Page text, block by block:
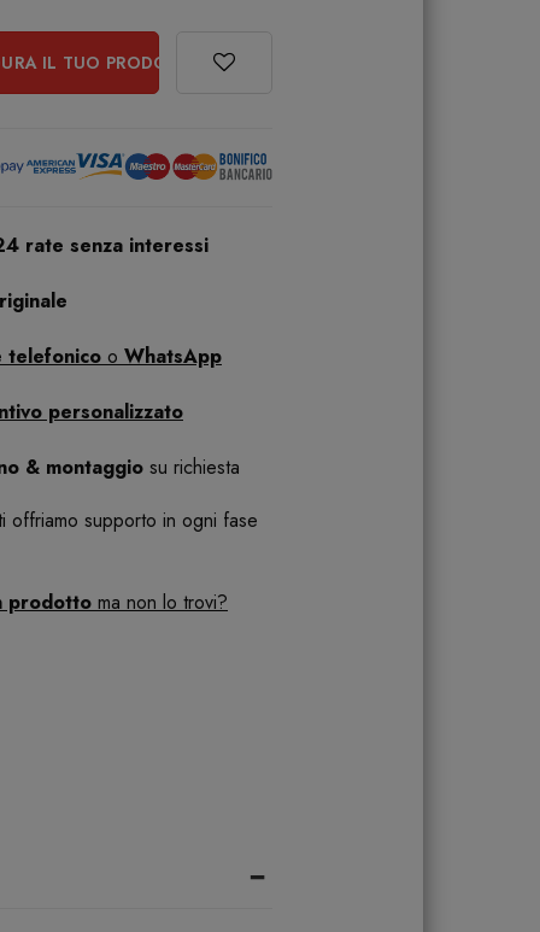
IL TUO PRODOTTO
rate senza interessi
telefonico o WhatsApp
personalizzato
& montaggio su richiesta
offriamo supporto in ogni fase
prodotto ma non lo trovi?
-